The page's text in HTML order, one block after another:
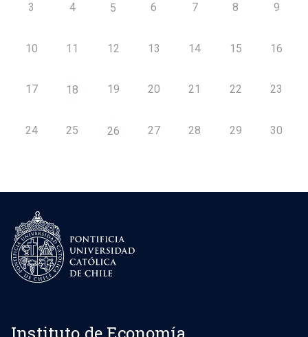
3 4 5 6 7 8 9
10 11 12 13 14 15 16
17 18 19 20 21 22 23
24 25 26 27 28 29 30